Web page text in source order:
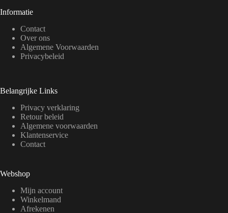
Informatie
Contact
Over ons
Algemene Voorwaarden
Privacybeleid
Belangrijke Links
Privacy verklaring
Retour beleid
Algemene voorwaarden
Klantenservice
Contact
Webshop
Mijn account
Winkelmand
Afrekenen